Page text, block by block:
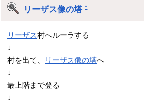
リーザス像の塔 †
リーザス村へルーラする
↓
村を出て、
リーザス像の塔へ
↓
最上階まで登る
↓